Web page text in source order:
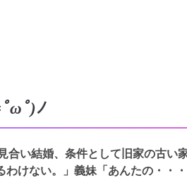
ωﾟ)ﾉ
合い結婚、条件として旧家の古い
けない。」義妹「あんたの・・・